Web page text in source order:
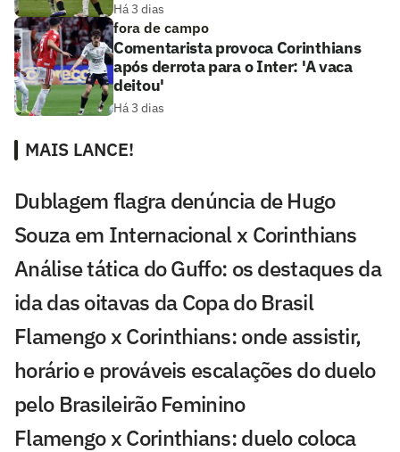
Há 3 dias
fora de campo
Comentarista provoca Corinthians
após derrota para o Inter: 'A vaca
deitou'
Há 3 dias
MAIS LANCE!
Dublagem flagra denúncia de Hugo
Souza em Internacional x Corinthians
Análise tática do Guffo: os destaques da
ida das oitavas da Copa do Brasil
Flamengo x Corinthians: onde assistir,
horário e prováveis escalações do duelo
pelo Brasileirão Feminino
Flamengo x Corinthians: duelo coloca